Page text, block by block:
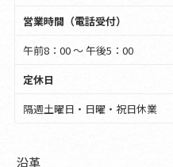
営業時間（電話受付）
午前8：00 ～ 午後5：00
定休日
隔週土曜日・日曜・祝日休業
沿革